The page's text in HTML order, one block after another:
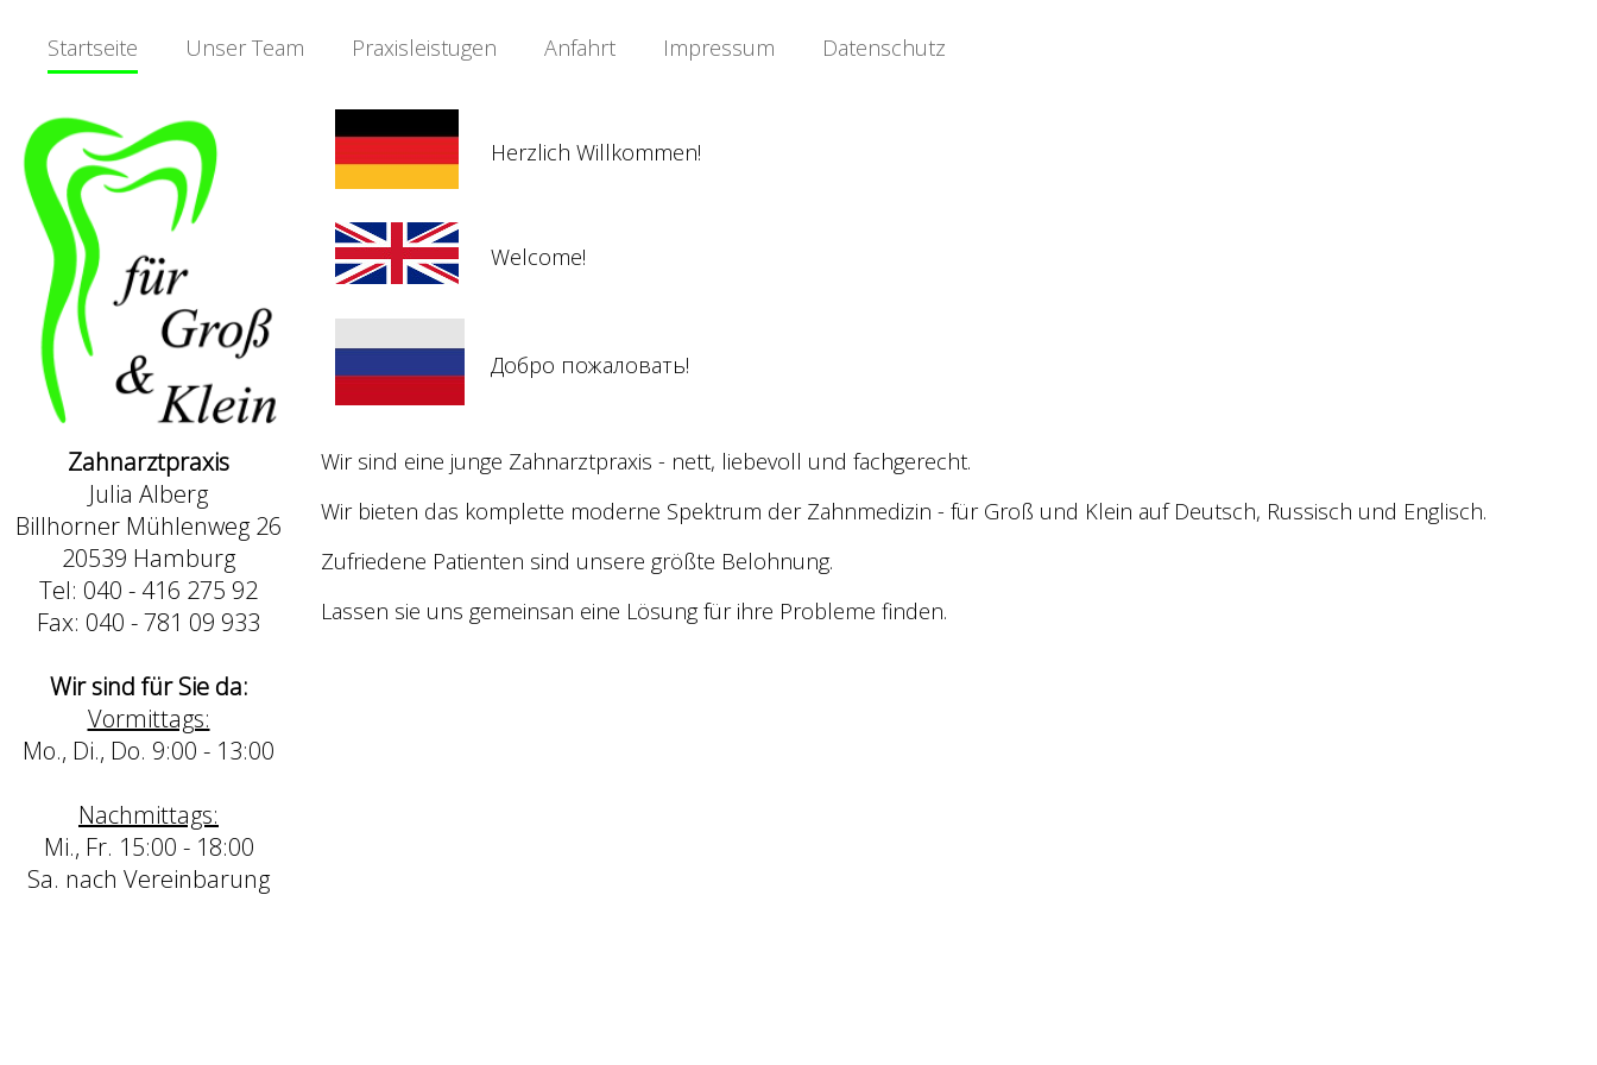
Startseite Unser Team Praxisleistugen Anfahrt Impressum Datenschutz
Zahnarztpraxis
Julia Alberg
Billhorner Mühlenweg 26
20539 Hamburg
Tel: 040 - 416 275 92
Fax: 040 - 781 09 933
Wir sind für Sie da:
Vormittags:
Mo., Di., Do. 9:00 - 13:00
Nachmittags:
Mi., Fr. 15:00 - 18:00
Sa. nach Vereinbarung
Herzlich Willkommen!
Welcome!
Добро пожаловать!
Wir sind eine junge Zahnarztpraxis - nett, liebevoll und fachgerecht.
Wir bieten das komplette moderne Spektrum der Zahnmedizin - für Groß und Klein auf Deutsch, Russisch und Englisch.
Zufriedene Patienten sind unsere größte Belohnung.
Lassen sie uns gemeinsan eine Lösung für ihre Probleme finden.